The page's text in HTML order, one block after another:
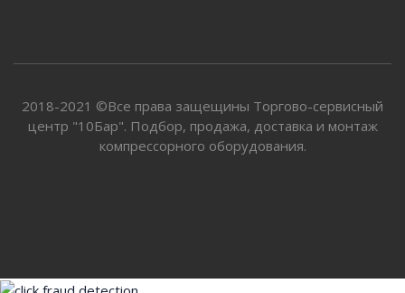
2018-2021 ©Все права защещины Торгово-сервисный
центр "10Бар". Подбор, продажа, доставка и монтаж
компрессорного оборудования.